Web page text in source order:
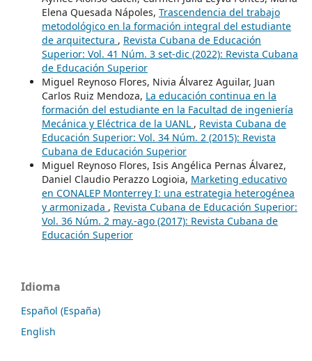
Elena Quesada Nápoles, Trascendencia del trabajo
metodológico en la formación integral del estudiante
de arquitectura , Revista Cubana de Educación
Superior: Vol. 41 Núm. 3 set-dic (2022): Revista Cubana
de Educación Superior
Miguel Reynoso Flores, Nivia Álvarez Aguilar, Juan
Carlos Ruiz Mendoza, La educación continua en la
formación del estudiante en la Facultad de ingeniería
Mecánica y Eléctrica de la UANL , Revista Cubana de
Educación Superior: Vol. 34 Núm. 2 (2015): Revista
Cubana de Educación Superior
Miguel Reynoso Flores, Isis Angélica Pernas Álvarez,
Daniel Claudio Perazzo Logioia, Marketing educativo
en CONALEP Monterrey I: una estrategia heterogénea
y armonizada , Revista Cubana de Educación Superior:
Vol. 36 Núm. 2 may.-ago (2017): Revista Cubana de
Educación Superior
Idioma
Español (España)
English